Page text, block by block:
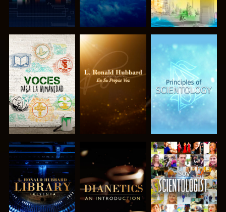
EXPLORA LAS
SERIES
EXPLORA LAS
SERIES
EXPLORA LAS
SERIES
EXPLORA LAS
SERIES
EXPLORA LAS
SERIES
VE